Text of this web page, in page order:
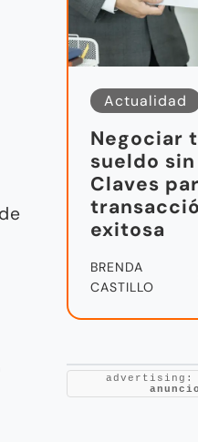
Actualidad
Negociar
sueldo
Claves
exitosa
BRENDA
CASTILLO
advertising: